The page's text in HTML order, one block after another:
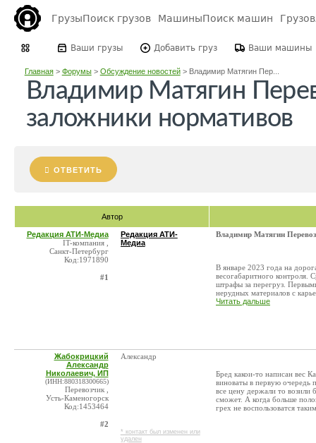
ГрузыПоиск грузов МашиныПоиск машин
Ваши грузы Добавить груз Ваши машины
Главная> Форумы> Обсуждение новостей> Владимир Матягин Пер...
Владимир Матягин
заложники нормативов
ОТВЕТИТЬ
Автор
Редакция АТИ-Медиа
IT-компания ,
Санкт-Петербург
Код:1971890
#1
Редакция АТИ-
Медиа
Владимир Матягин
В январе 2023 года на
весогабаритного контроля.
штрафы за перегруз.
нерудных материалов с
Читать дальше
Жабокрицкий
Александр
Николаевич, ИП
(ИНН:880318300665)
Перевозчик ,
Усть-Каменогорск
Код:1453464
#2
Александр
* контакт был изменен или
удален
Бред какои-то написан вес
виноваты в первую очередь
все цену держали то возили
сможет. А когда больше
грех не воспользоватся